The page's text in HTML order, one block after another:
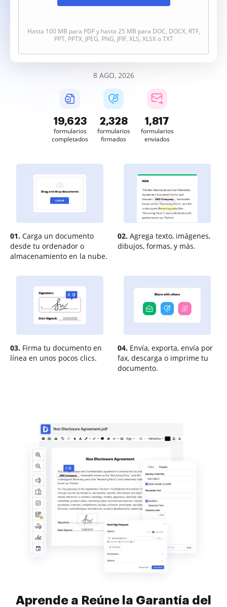
Hasta 100 MB para PDF y hasta 25 MB para DOC, DOCX, RTF,
PPT, PPTX, JPEG, PNG, JFIF, XLS, XLSX o TXT
8 AGO, 2026
19,623
formularios
completados
2,328
formularios
firmados
1,817
formularios
enviados
01. Carga un documento
desde tu ordenador o
almacenamiento en la nube.
02. Agrega texto, imágenes,
dibujos, formas, y más.
03. Firma tu documento en
línea en unos pocos clics.
04. Envía, exporta, envía por
fax, descarga o imprime tu
documento.
Aprende a Reúne la Garantía del